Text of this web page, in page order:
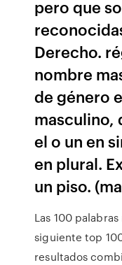
pero que
Derecho.
nombre
de género
masculino,
el o un en
en plural.
un piso.
Las 100
siguiente top
resultados